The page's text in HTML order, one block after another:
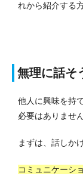
れから紹介する
無理に話そ
他人に興味を持
必要はありません
まずは、話しか
コミュニケーシ